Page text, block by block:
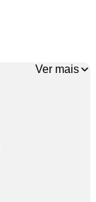
Ver mais